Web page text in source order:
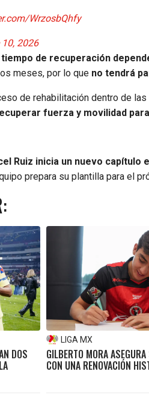
WrzosbQhfy
2026
de recuperación
meses, por lo que no tendrá
de rehabilitación dentro de
fuerza y movilidad
Ruiz inicia un nuevo
prepara su plantilla para el
DOS
LIGA MX
GILBERTO MORA
CON UNA RENOVACIÓN